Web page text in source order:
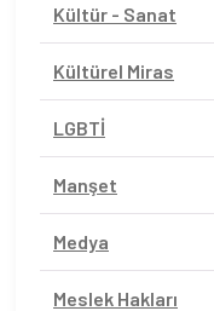
Kültür - Sanat
Kültürel Miras
LGBTİ
Manşet
Medya
Meslek Hakları